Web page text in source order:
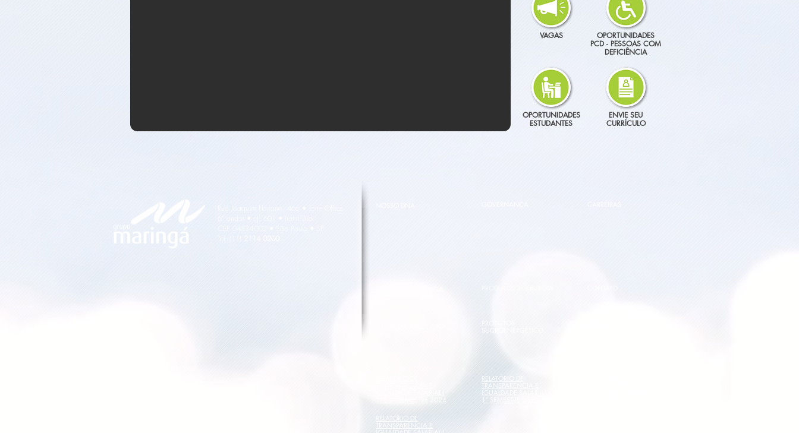
VAGAS
OPORTUNIDADES
ESTUDANTES
OPORTUNIDADES
PCD - PESSOAS COM
DEFICIÊNCIA
ENVIE SEU
CURRÍCULO
1º E 2º SEMESTRE 2024
RELATÓRIO DE
TRANSPARÊNCIA E
IGUALDADE SALARIAL l
1º SEMESTRE 2025
RELATÓRIO DE
TRANSPARÊNCIA E